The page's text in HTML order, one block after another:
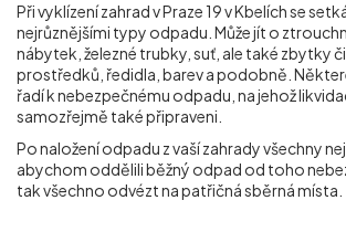
Při vyklízení zahrad v Praze 19 v Kbelíchse
nejrůznějšími typy odpadu. Může jít o
nábytek, železné trubky, suť, ale také zbytky
prostředků, ředidla, barev a podobně.
řadí k nebezpečnému odpadu, na jehož
samozřejmě také připraveni.
Po naložení odpadu z vaší zahrady všechny
abychom oddělili běžný odpad od toho
tak všechno odvézt na patřičná sběrná místa.